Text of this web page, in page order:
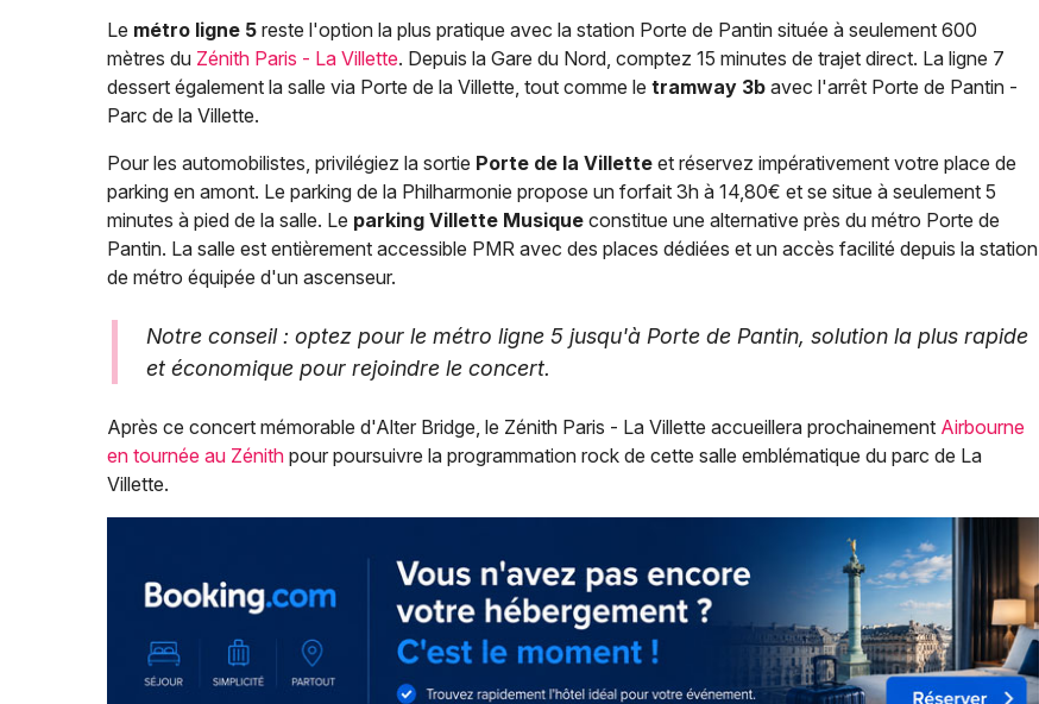
Le métro ligne 5 reste l'option la plus pratique avec la station Porte de Pantin située à seulement 600
mètres du Zénith Paris - La Villette. Depuis la Gare du Nord, comptez 15 minutes de trajet direct. La ligne 7
dessert également la salle via Porte de la Villette, tout comme le tramway 3b avec l'arrêt Porte de Pantin -
Parc de la Villette.
Pour les automobilistes, privilégiez la sortie Porte de la Villette et réservez impérativement votre place de
parking en amont. Le parking de la Philharmonie propose un forfait 3h à 14,80€ et se situe à seulement 5
minutes à pied de la salle. Le parking Villette Musique constitue une alternative près du métro Porte de
Pantin. La salle est entièrement accessible PMR avec des places dédiées et un accès facilité depuis la station
de métro équipée d'un ascenseur.
Notre conseil : optez pour le métro ligne 5 jusqu'à Porte de Pantin, solution la plus rapide
et économique pour rejoindre le concert.
Après ce concert mémorable d'Alter Bridge, le Zénith Paris - La Villette accueillera prochainement Airbourne
en tournée au Zénith pour poursuivre la programmation rock de cette salle emblématique du parc de La
Villette.